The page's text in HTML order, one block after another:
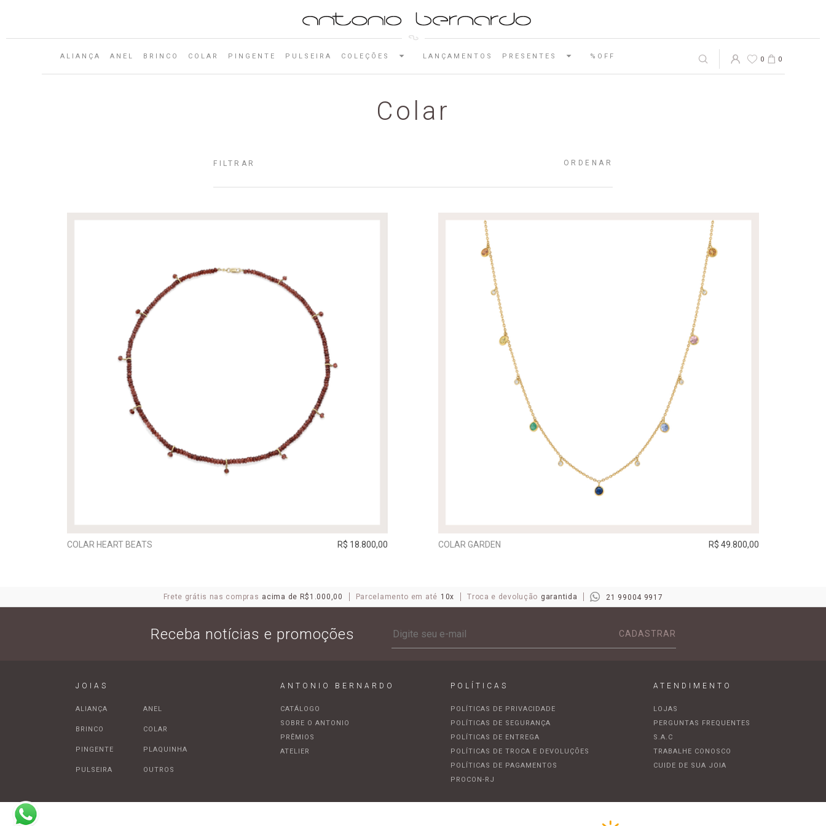
ALIANÇA ANEL BRINCO COLAR PINGENTE PULSEIRA COLEÇÕES LANÇAMENTOS PRESENTES %OFF 0 0
Colar
FILTRAR ORDENAR
COLAR HEART BEATS R$ 18.800,00 COLAR GARDEN R$ 49.800,00
Frete grátis nas compras acima de R$1.000,00 Parcelamento em até 10x Troca e devolução garantida 21 99004 9917
Receba notícias e promoções CADASTRAR
JOIAS
ALIANÇA ANEL
BRINCO COLAR
PINGENTE PLAQUINHA
PULSEIRA OUTROS
ANTONIO BERNARDO
CATÁLOGO
SOBRE O ANTONIO
PRÊMIOS
ATELIER
POLÍTICAS
POLÍTICAS DE PRIVACIDADE
POLÍTICAS DE SEGURANÇA
POLÍTICAS DE ENTREGA
POLÍTICAS DE TROCA E DEVOLUÇÕES
POLÍTICAS DE PAGAMENTOS
PROCON-RJ
ATENDIMENTO
LOJAS
PERGUNTAS FREQUENTES
S.A.C
TRABALHE CONOSCO
CUIDE DE SUA JOIA